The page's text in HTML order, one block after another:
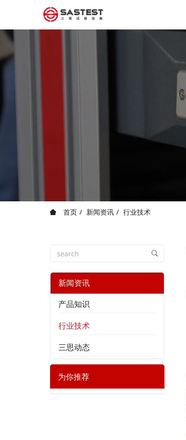
首页 新闻资讯 行业技术
新闻资讯
产品知识
行业技术
三思动态
为你推荐